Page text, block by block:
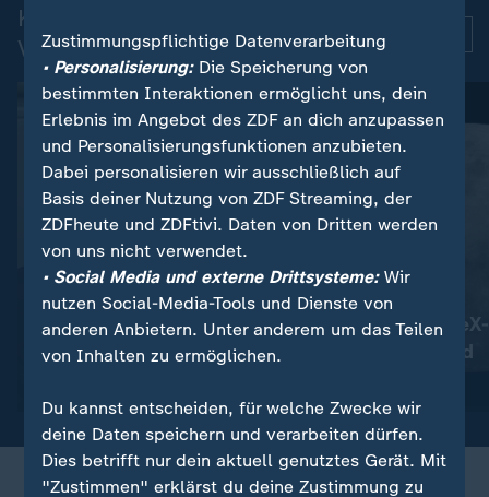
Kurznachrichten: Aktuelle
Videos
Betäubungsmittel im Blut?:
CDU-Politiker Bareiß nimmt
Auszeit
Vorfall im Weltall
Teil von
offenbar Mond
Zustimmungspflichtige Datenverarbeitung
• Personalisierung:Die Speicherung von
bestimmten Interaktionen ermöglicht uns, dein
Erlebnis im Angebot des ZDF an dich anzupassen
und Personalisierungsfunktionen anzubieten.
Dabei personalisieren wir ausschließlich auf
Basis deiner Nutzung von ZDF Streaming, der
ZDFheute und ZDFtivi. Daten von Dritten werden
von uns nicht verwendet.
• Social Media und externe Drittsysteme:Wir
nutzen Social-Media-Tools und Dienste von
anderen Anbietern. Unter anderem um das Teilen
von Inhalten zu ermöglichen.
Du kannst entscheiden, für welche Zwecke wir
deine Daten speichern und verarbeiten dürfen.
Dies betrifft nur dein aktuell genutztes Gerät. Mit
"Zustimmen" erklärst du deine Zustimmung zu